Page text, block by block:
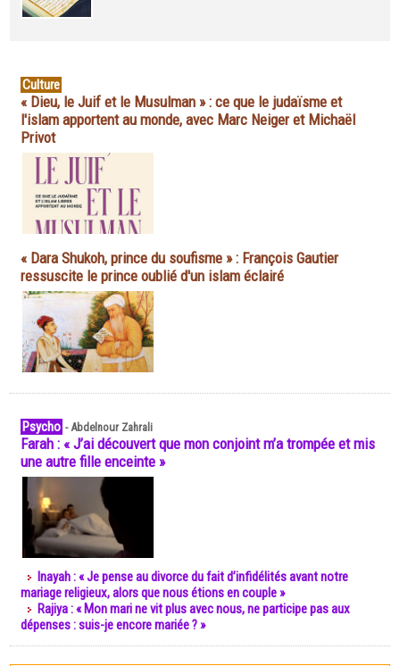
Culture
« Dieu, le Juif et le Musulman » : ce que le judaïsme et
l'islam apportent au monde, avec Marc Neiger et Michaël
Privot
« Dara Shukoh, prince du soufisme » : François Gautier
ressuscite le prince oublié d'un islam éclairé
Psycho -Abdelnour Zahrali
Farah : « J’ai découvert que mon conjoint m’a trompée et mis
une autre fille enceinte »
Inayah : « Je pense au divorce du fait d’infidélités avant notre
mariage religieux, alors que nous étions en couple »
Rajiya : « Mon mari ne vit plus avec nous, ne participe pas aux
dépenses : suis-je encore mariée ? »